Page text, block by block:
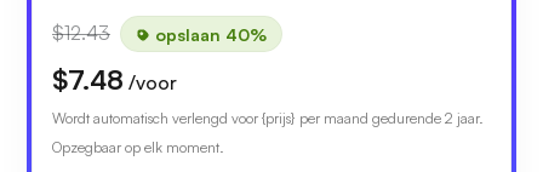
$12.43 opslaan 40%
$7.48 /voor
Wordt automatisch verlengd voor {prijs} per maand gedurende 2 jaar.
Opzegbaar op elk moment.